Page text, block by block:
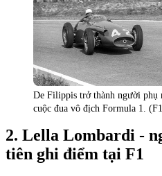
De Filippis trở thành người phụ
cuộc đua vô địch Formula 1.
Lella Lombardi -
tiên ghi điểm tại F1